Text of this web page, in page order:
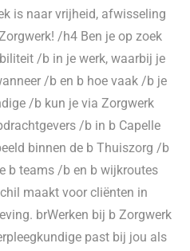
is naar vrijheid, afwisseling
/h4 Ben je op zoek
/b in je werk, waarbij je
/b en b hoe vaak /b je
/b kun je via Zorgwerk
/b in b Capelle
binnen de b Thuiszorg /b
b teams /b en b wijkroutes
maakt voor cliënten in
brWerken bij b Zorgwerk
past bij jou als